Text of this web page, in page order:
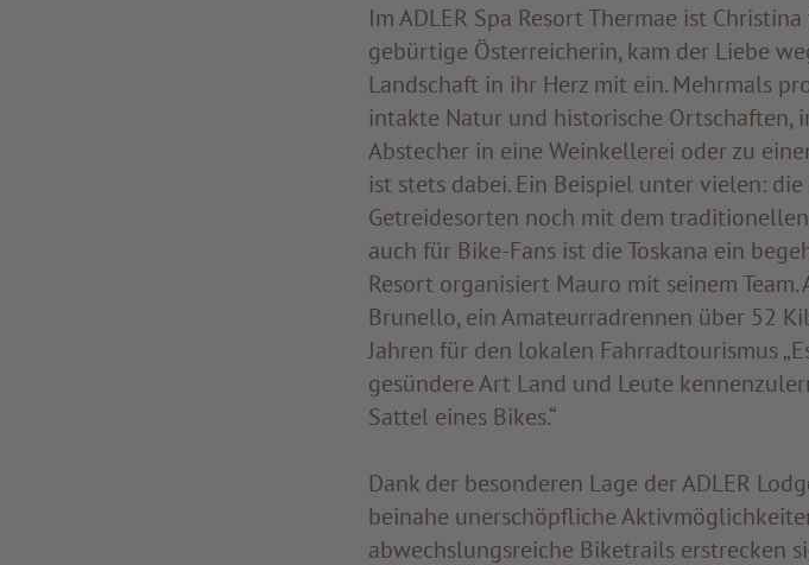
Im ADLER Spa Resort Thermae ist
gebürtige Österreicherin, kam der Liebe
Landschaft in ihr Herz mit ein. Mehrmals
intakte Natur und historische Ortschaften,
Abstecher in eine Weinkellerei oder zu
ist stets dabei. Ein Beispiel unter vielen:
Getreidesorten noch mit dem
auch für Bike-Fans ist die Toskana ein
Resort organisiert Mauro mit seinem
Brunello, ein Amateurradrennen über 52
Jahren für den lokalen Fahrradtourismus
gesündere Art Land und Leute
Sattel eines Bikes.“
Dank der besonderen Lage der ADLER
beinahe unerschöpfliche
abwechslungsreiche Biketrails erstrecken